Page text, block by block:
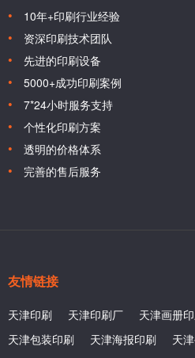
10年+印刷行业经验
资深印刷技术团队
先进的印刷设备
5000+成功印刷案例
7*24小时服务支持
个性化印刷方案
透明的价格体系
完善的售后服务
友情链接
天津印刷 天津印刷厂 天津画册
天津包装印刷
天津海报印刷
天